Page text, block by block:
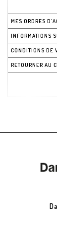
MES ORDRES
INFORMATIONS
CONDITIONS DE
RETOURNER AU